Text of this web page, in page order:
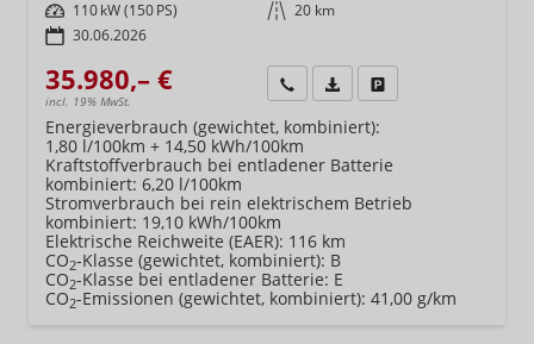
Leistung 110 kW (150 PS) Kilometerstand 20 km
30.06.2026
35.980,– €
incl. 19% MwSt.
Wir rufen Sie anFahrzeugexposé (PDF)
Energieverbrauch (gewichtet, kombiniert):
1,80 l/100km + 14,50 kWh/100km
Kraftstoffverbrauch bei entladener Batterie
kombiniert: 6,20 l/100km
Stromverbrauch bei rein elektrischem Betrieb
kombiniert: 19,10 kWh/100km
Elektrische Reichweite (EAER): 116 km
CO2-Klasse (gewichtet, kombiniert): B
CO2-Klasse bei entladener Batterie: E
CO2-Emissionen (gewichtet, kombiniert): 41,00 g/km